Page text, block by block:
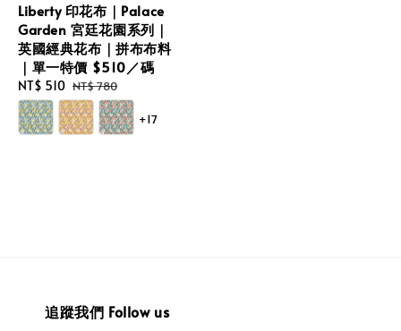
Liberty 印花布｜Palace
Garden 宮廷花園系列｜
英國經典花布｜拼布布料
｜單一特價 $510／碼
Sale
price
NT$ 510 Regular
price
NT$ 780
+17
追蹤我們 Follow us